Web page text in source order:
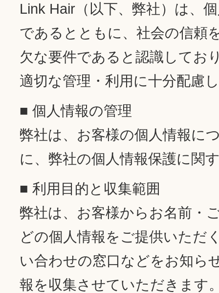
Link Hair（以下、弊社）は、
であるとともに、社会の信頼
欠な要件であると認識してお
適切な管理・利用に十分配慮
■ 個人情報の管理
弊社は、お客様の個人情報に
に、弊社の個人情報保護に関
■ 利用目的と収集範囲
弊社は、お客様からお名前・
どの個人情報をご提供いただ
い合わせの窓口などをお知ら
報を収集させていただきます